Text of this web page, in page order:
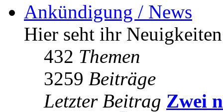
Ankündigung / News
Hier seht ihr
432 Themen
3259 Beiträge
Letzter Beitrag Zwei